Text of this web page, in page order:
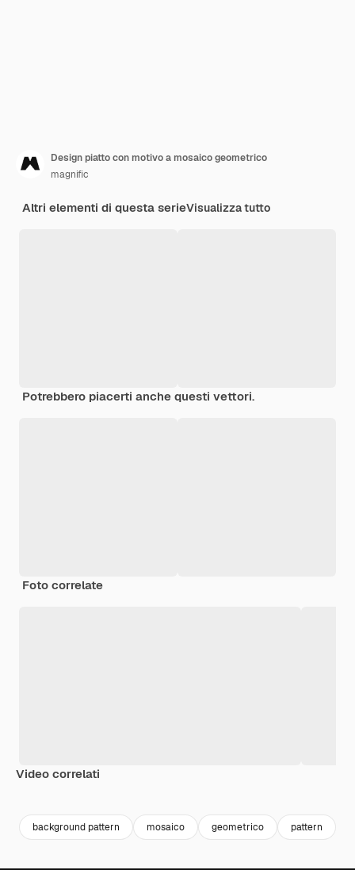
Design piatto con motivo a mosaico geometrico
magnific
Altri elementi di questa serieVisualizza tutto
Potrebbero piacerti anche questi vettori.
Foto correlate
Video correlati
background pattern mosaico geometrico pattern